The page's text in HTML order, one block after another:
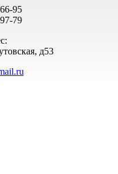
95
79
д53